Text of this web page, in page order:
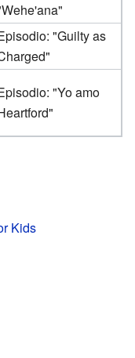
"Guilty as
"Yo amo
Kids